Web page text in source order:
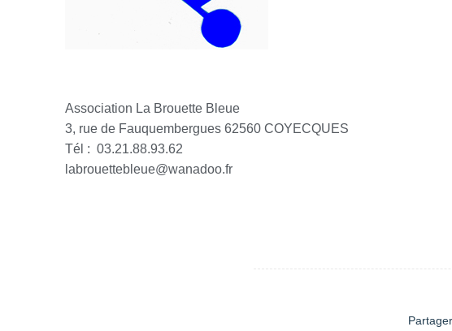
Association La Brouette Bleue
3, rue de Fauquembergues 62560 COYECQUES
Tél : 03.21.88.93.62
labrouettebleue@wanadoo.fr
Partager